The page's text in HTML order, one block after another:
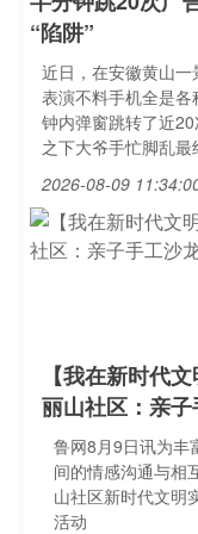
“陷阱”
近日，在安徽黄山
表演不料手机全是各
钟内弹窗跳转了近
之下大爷手忙脚乱
2026-08-09
【我在新时代
丽山社区：亲
鲁网8月9日讯为丰
间的情感沟通与相
山社区新时代文明
活动